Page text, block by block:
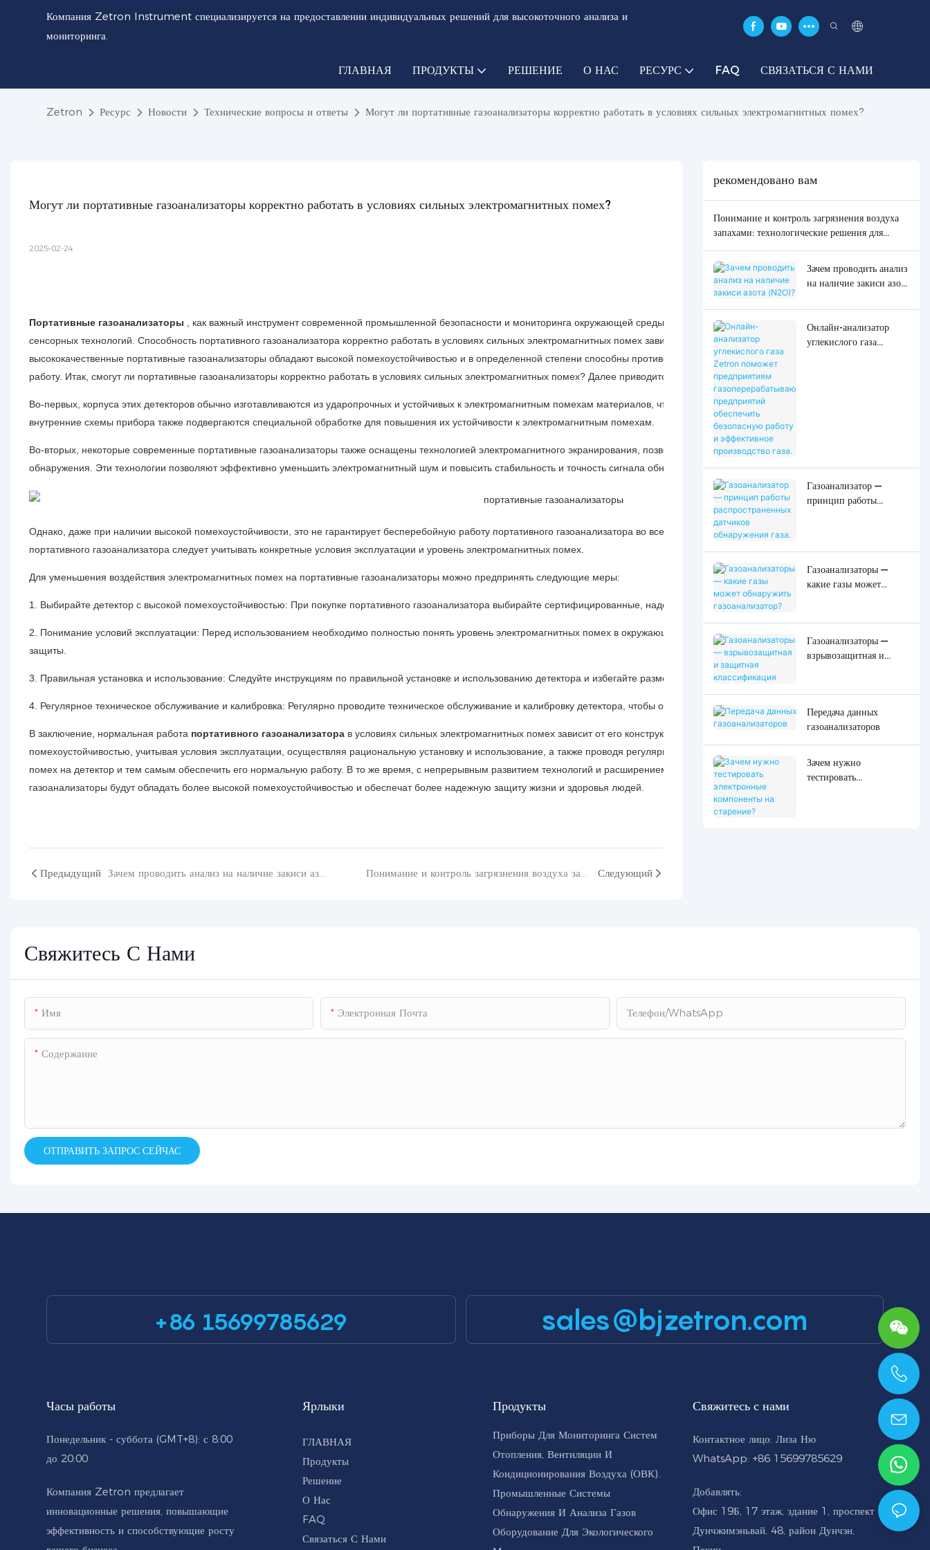
Компания Zetron Instrument специализируется на предоставлении индивидуальных решений для высокоточного анализа и
мониторинга.
ГЛАВНАЯ ПРОДУКТЫ РЕШЕНИЕ О НАС РЕСУРС FAQ СВЯЗАТЬСЯ С НАМИ
Zetron Ресурс Новости Технические вопросы и ответы Могут ли портативные газоанализаторы корректно работать в условиях сильных электромагнитных помех?
Могут ли портативные газоанализаторы корректно работать в условиях сильных электромагнитных помех?
2025-02-24
Портативные газоанализаторы , как важный инструмент современной промышленной безопасности и мониторинга окружающей среды, в основном определяют концентрацию газов в воздухе
сенсорных технологий. Способность портативного газоанализатора корректно работать в условиях сильных электромагнитных помех зависит от его конструкции и характеристик
высококачественные портативные газоанализаторы обладают высокой помехоустойчивостью и в определенной степени способны противостоять сильным электромагнитным помехам,
работу. Итак, смогут ли портативные газоанализаторы корректно работать в условиях сильных электромагнитных помех? Далее приводится информация от редактора Zechuan Technology.
Во-первых, корпуса этих детекторов обычно изготавливаются из ударопрочных и устойчивых к электромагнитным помехам материалов, чтобы защитить внутренние схемы и датчики от внешних
внутренние схемы прибора также подвергаются специальной обработке для повышения их устойчивости к электромагнитным помехам.
Во-вторых, некоторые современные портативные газоанализаторы также оснащены технологией электромагнитного экранирования, позволяющей дополнительно снизить влияние
обнаружения. Эти технологии позволяют эффективно уменьшить электромагнитный шум и повысить стабильность и точность сигнала обнаружения.
Однако, даже при наличии высокой помехоустойчивости, это не гарантирует бесперебойную работу портативного газоанализатора во всех условиях сильных электромагнитных помех. Поэтому
портативного газоанализатора следует учитывать конкретные условия эксплуатации и уровень электромагнитных помех.
Для уменьшения воздействия электромагнитных помех на портативные газоанализаторы можно предпринять следующие меры:
1. Выбирайте детектор с высокой помехоустойчивостью: При покупке портативного газоанализатора выбирайте сертифицированные, надежные устройства с высокой помехоустойчивостью.
2. Понимание условий эксплуатации: Перед использованием необходимо полностью понять уровень электромагнитных помех в окружающей среде, чтобы выбрать подходящий детектор и
защиты.
3. Правильная установка и использование: Следуйте инструкциям по правильной установке и использованию детектора и избегайте размещения детектора вблизи источников сильных
4. Регулярное техническое обслуживание и калибровка: Регулярно проводите техническое обслуживание и калибровку детектора, чтобы обеспечить его исправную работу.
В заключение, нормальная работа портативного газоанализаторав условиях сильных электромагнитных помех зависит от его конструкции и характеристик помехоустойчивости. Выбирая
помехоустойчивостью, учитывая условия эксплуатации, осуществляя рациональную установку и использование, а также проводя регулярное техническое обслуживание и калибровку, можно
помех на детектор и тем самым обеспечить его нормальную работу. В то же время, с непрерывным развитием технологий и расширением областей применения, есть основания полагать, что в
газоанализаторы будут обладать более высокой помехоустойчивостью и обеспечат более надежную защиту жизни и здоровья людей.
Предыдущий Зачем проводить анализ на наличие закиси азота (N2O)? Следующий
рекомендовано вам
Понимание и контроль загрязнения воздуха
запахами: технологические решения для
Зачем проводить анализ
на наличие закиси азота
Онлайн-анализатор
углекислого газа
Газоанализатор —
принцип работы
Газоанализаторы —
какие газы может
Газоанализаторы —
взрывозащитная и
Передача данных
газоанализаторов
Зачем нужно
тестировать
Свяжитесь С Нами
Имя Электронная Почта Телефон/WhatsApp
Содержание
ОТПРАВИТЬ ЗАПРОС СЕЙЧАС
+86 15699785629 sales@bjzetron.com
Часы работы
Понедельник - суббота (GMT+8): с 8:00
до 20:00
Компания Zetron предлагает
инновационные решения, повышающие
эффективность и способствующие росту
Ярлыки
ГЛАВНАЯ
Продукты
Решение
О Нас
FAQ
Связаться С Нами
Продукты
Приборы Для Мониторинга Систем
Отопления, Вентиляции И
Кондиционирования Воздуха (ОВК).
Промышленные Системы
Обнаружения И Анализа Газов
Оборудование Для Экологического
Свяжитесь с нами
Контактное лицо: Лиза Ню
WhatsApp: +86 15699785629
Добавлять:
Офис 19Б, 17 этаж, здание 1, проспект
Дунчжимэньвай, 48, район Дунчэн,